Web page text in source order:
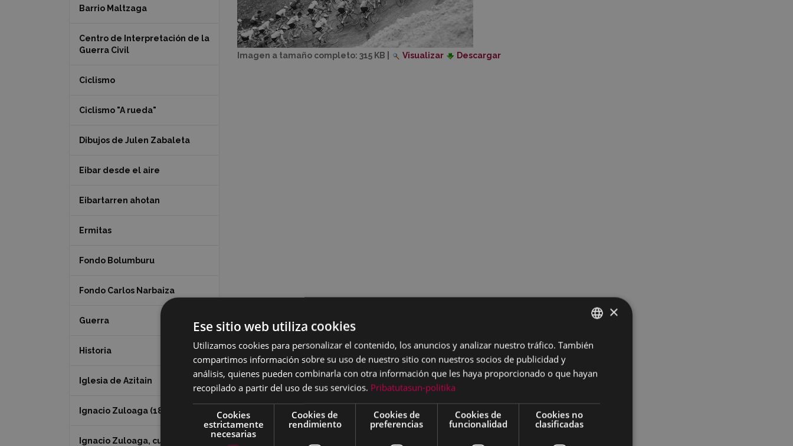
Imagen a tamaño completo: 315 KB Visualizar Descargar
Barrio Maltzaga
Centro de Interpretación de la
Guerra Civil
Ciclismo
Ciclismo "A rueda"
Dibujos de Julen Zabaleta
Eibar desde el aire
Eibartarren ahotan
Ermitas
Fondo Bolumburu
Fondo Carlos Narbaiza
Guerra
Historia
Iglesia de Azitain
Ignacio Zuloaga (1870-2020)
Ignacio Zuloaga, cuadros del
BASQUE
×
Ese sitio web utiliza cookies
Utilizamos cookies para personalizar el contenido, los anuncios y analizar nuestro tráfico. También
compartimos información sobre su uso de nuestro sitio con nuestros socios de publicidad y
análisis, quienes pueden combinarla con otra información que les haya proporcionado o que hayan
recopilado a partir del uso de sus servicios. Pribatutasun-politika
Cookies
estrictamente
necesarias
Cookies de
rendimiento
Cookies de
preferencias
Cookies de
funcionalidad
Cookies no
clasificadas